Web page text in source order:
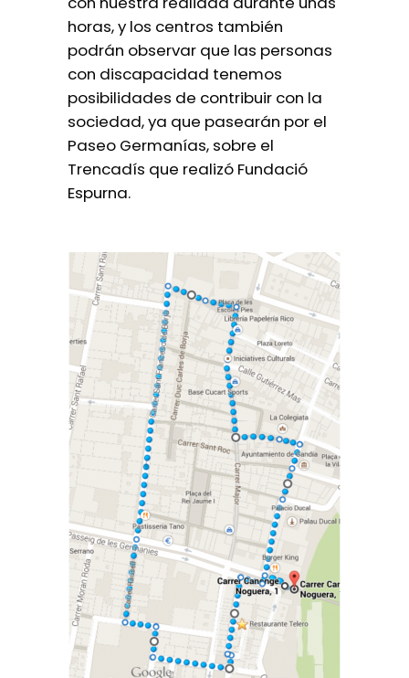
horas, y los centros también
podrán observar que las personas
con discapacidad tenemos
posibilidades de contribuir con la
sociedad, ya que pasearán por el
Paseo Germanías, sobre el
Trencadís que realizó Fundació
Espurna.